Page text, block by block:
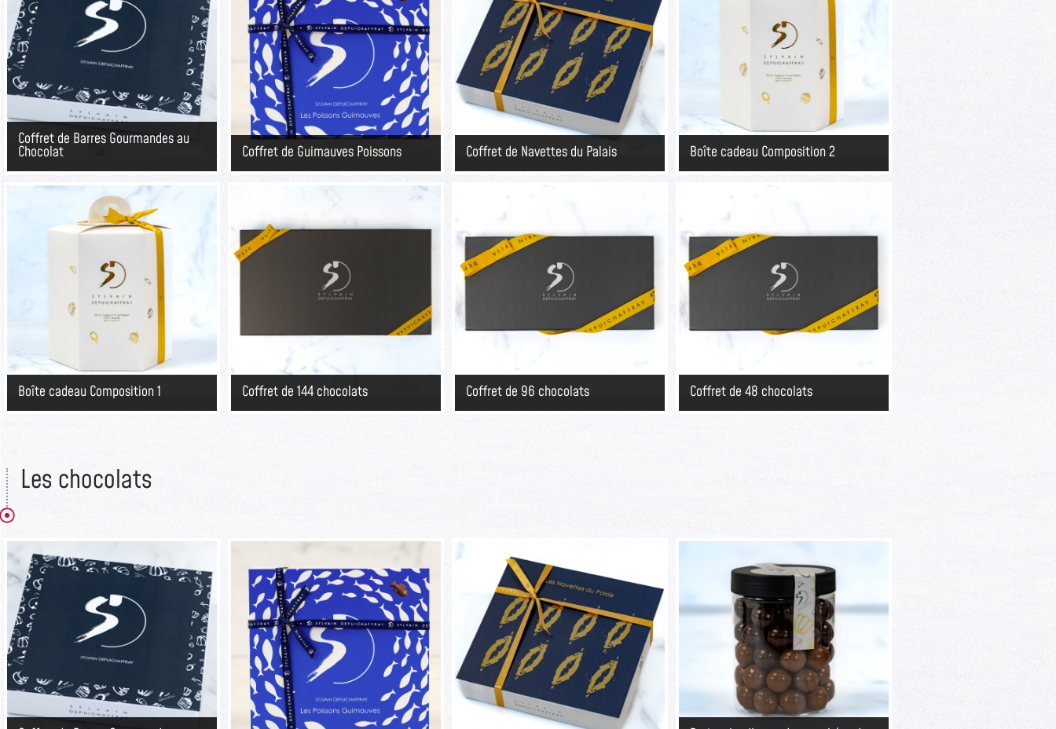
Coffret de Barres Gourmandes au
Chocolat Coffret de Guimauves Poissons Coffret de Navettes du Palais Boîte cadeau Composition 2
Boîte cadeau Composition 1 Coffret de 144 chocolats Coffret de 96 chocolats Coffret de 48 chocolats
Les chocolats